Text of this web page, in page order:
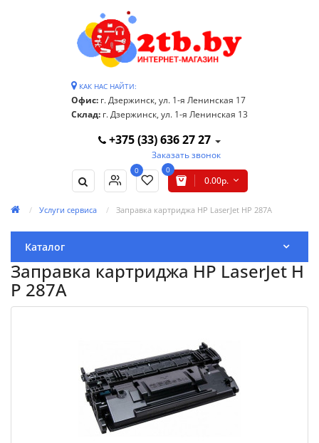
КАК НАС НАЙТИ:
Офис: г. Дзержинск, ул. 1-я Ленинская 17
Склад: г. Дзержинск, ул. 1-я Ленинская 13
+375 (33) 636 27 27
Заказать звонок
0 0
0.00р.
Услуги сервиса Заправка картриджа HP LaserJet HP 287A
Каталог
Заправка картриджа HP LaserJet H
P 287A